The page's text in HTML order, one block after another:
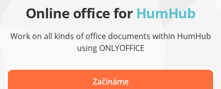
Online office for HumHub
Work on all kinds of office documents within HumHub
using ONLYOFFICE
Začínáme